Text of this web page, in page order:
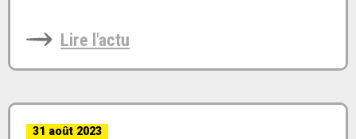
Lire l'actu
31 août 2023